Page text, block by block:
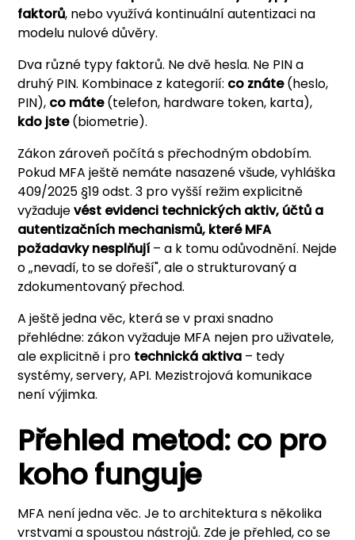
faktorů, nebo využívá kontinuální autentizaci na
modelu nulové důvěry.
Dva různé typy faktorů. Ne dvě hesla. Ne PIN a
druhý PIN. Kombinace z kategorií: co znáte(heslo,
PIN), co máte(telefon, hardware token, karta),
kdo jste(biometrie).
Zákon zároveň počítá s přechodným obdobím.
Pokud MFA ještě nemáte nasazené všude, vyhláška
409/2025 §19 odst. 3 pro vyšší režim explicitně
vyžadujevést evidenci technických aktiv, účtů a
autentizačních mechanismů, které MFA
požadavky nesplňují– a k tomu odůvodnění. Nejde
o „nevadí, to se dořeší", ale o strukturovaný a
zdokumentovaný přechod.
A ještě jedna věc, která se v praxi snadno
přehlédne: zákon vyžaduje MFA nejen pro uživatele,
ale explicitně i pro technická aktiva – tedy
systémy, servery, API. Mezistrojová komunikace
není výjimka.
Přehled metod: co pro
koho funguje
MFA není jedna věc. Je to architektura s několika
vrstvami a spoustou nástrojů. Zde je přehled, co se